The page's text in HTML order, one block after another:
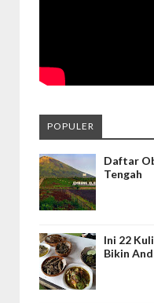
POPULER
Daftar
Tengah
Ini 22
Bikin